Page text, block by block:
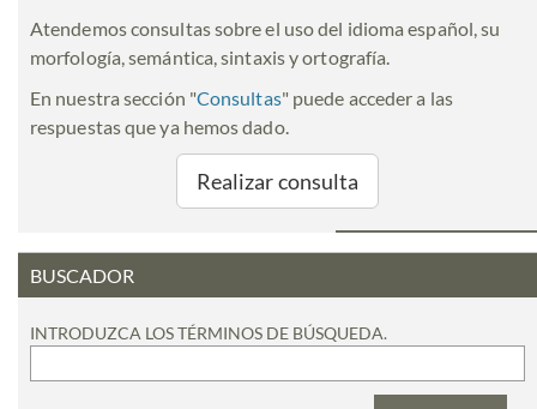
Atendemos consultas sobre el uso del idioma español, su
morfología, semántica, sintaxis y ortografía.
En nuestra sección "Consultas" puede acceder a las
respuestas que ya hemos dado.
Realizar consulta
BUSCADOR
INTRODUZCA LOS TÉRMINOS DE BÚSQUEDA.